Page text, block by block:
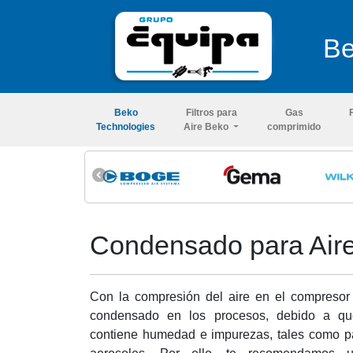
Beko
Technologies
Filtros para
Aire Beko
Gas
comprimido
Condensado para
Con la compresión del aire en el
condensado en los procesos, debido a
contiene humedad e impurezas, tales como